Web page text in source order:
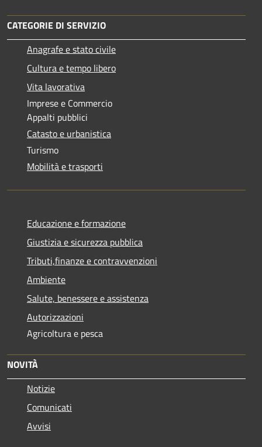
CATEGORIE DI SERVIZIO
Anagrafe e stato civile
Cultura e tempo libero
Vita lavorativa
Imprese e Commercio
Appalti pubblici
Catasto e urbanistica
Turismo
Mobilità e trasporti
Educazione e formazione
Giustizia e sicurezza pubblica
Tributi,finanze e contravvenzioni
Ambiente
Salute, benessere e assistenza
Autorizzazioni
Agricoltura e pesca
NOVITÀ
Notizie
Comunicati
Avvisi